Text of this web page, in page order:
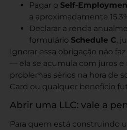
Pagar o Self-
a aproximadamente
Declarar a renda
formulário Schedule C,
Ignorar essa obrigação não
— ela se acumula com juros e
problemas sérios na hora de
Card ou qualquer benefício
Abrir uma LLC: vale a
Para quem está construindo